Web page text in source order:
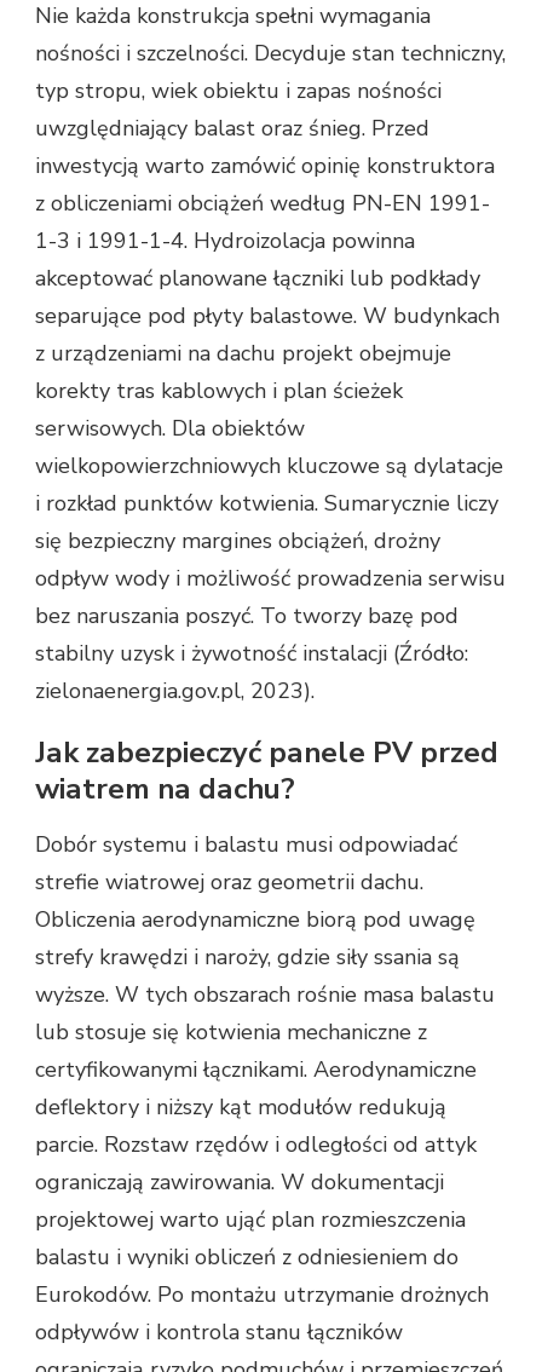
Nie każda konstrukcja spełni wymagania
nośności i szczelności. Decyduje stan techniczny,
typ stropu, wiek obiektu i zapas nośności
uwzględniający balast oraz śnieg. Przed
inwestycją warto zamówić opinię konstruktora
z obliczeniami obciążeń według PN-EN 1991-
1-3 i 1991-1-4. Hydroizolacja powinna
akceptować planowane łączniki lub podkłady
separujące pod płyty balastowe. W budynkach
z urządzeniami na dachu projekt obejmuje
korekty tras kablowych i plan ścieżek
serwisowych. Dla obiektów
wielkopowierzchniowych kluczowe są dylatacje
i rozkład punktów kotwienia. Sumarycznie liczy
się bezpieczny margines obciążeń, drożny
odpływ wody i możliwość prowadzenia serwisu
bez naruszania poszyć. To tworzy bazę pod
stabilny uzysk i żywotność instalacji (Źródło:
zielonaenergia.gov.pl, 2023).
Jak zabezpieczyć panele PV przed
wiatrem na dachu?
Dobór systemu i balastu musi odpowiadać
strefie wiatrowej oraz geometrii dachu.
Obliczenia aerodynamiczne biorą pod uwagę
strefy krawędzi i naroży, gdzie siły ssania są
wyższe. W tych obszarach rośnie masa balastu
lub stosuje się kotwienia mechaniczne z
certyfikowanymi łącznikami. Aerodynamiczne
deflektory i niższy kąt modułów redukują
parcie. Rozstaw rzędów i odległości od attyk
ograniczają zawirowania. W dokumentacji
projektowej warto ująć plan rozmieszczenia
balastu i wyniki obliczeń z odniesieniem do
Eurokodów. Po montażu utrzymanie drożnych
odpływów i kontrola stanu łączników